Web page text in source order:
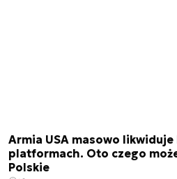
Armia USA masowo
platformach. Oto czego
Polskie